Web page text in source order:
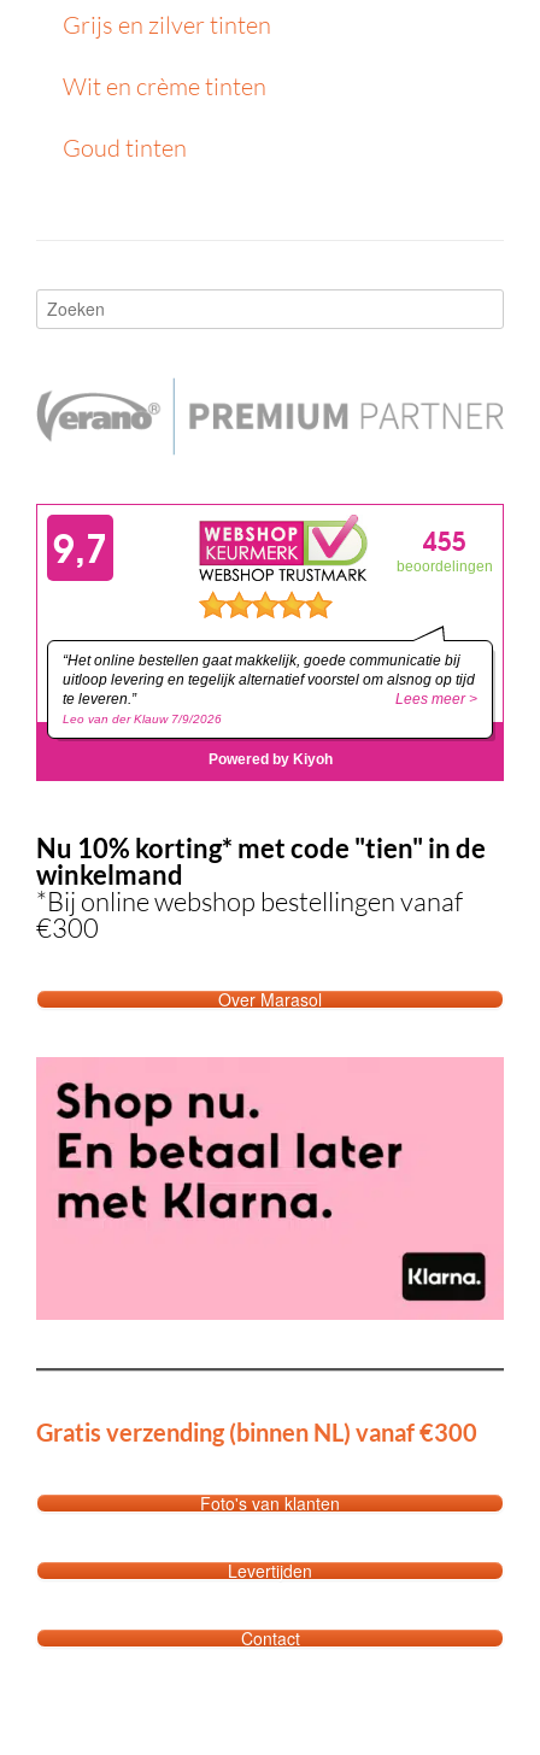
Grijs en zilver tinten
Wit en crème tinten
Goud tinten
Nu 10% korting* met code "tien" in de
winkelmand
*Bij online webshop bestellingen vanaf
€300
Over Marasol
Gratis verzending (binnen NL) vanaf €300
Foto's van klanten
Levertijden
Contact